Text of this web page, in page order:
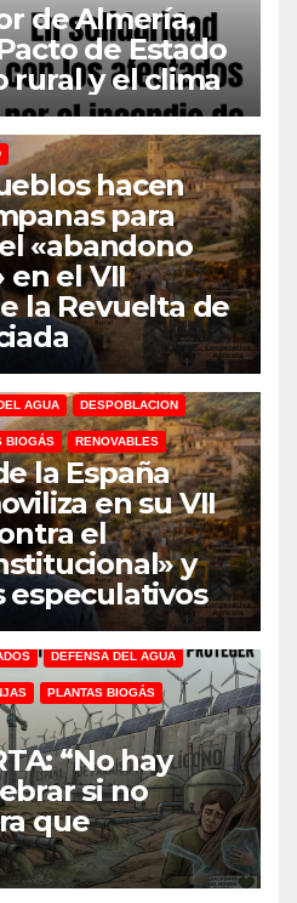
de Almería,
de Estado
rural y el clima
DESPOBLACION FERROCARRIL
BIOGÁS RENOVABLES
hacen
para
«abandono
el VII
la Revuelta de
AGUA DESPOBLACION
BIOGÁS RENOVABLES
la España
en su VII
el
y
especulativos
DEFENSA DEL AGUA
PLANTAS BIOGÁS
“No hay
si no
que